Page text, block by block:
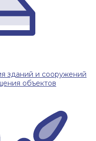
зданий и сооружений
объектов